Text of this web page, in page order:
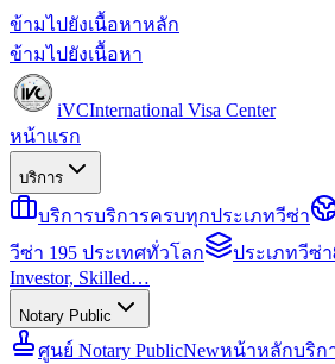
ข้ามไปยังเนื้อหาหลัก
ข้ามไปยังเนื้อหา
iVCInternational Visa Center
หน้าแรก
บริการ
บริการบริการครบทุกประเภทวีซ่า
วีซ่า 195 ประเทศทั่วโลก
ประเภทวีซ่า
Investor, Skilled…
Notary Public
ศูนย์ Notary PublicNewหน้าหลักบริก